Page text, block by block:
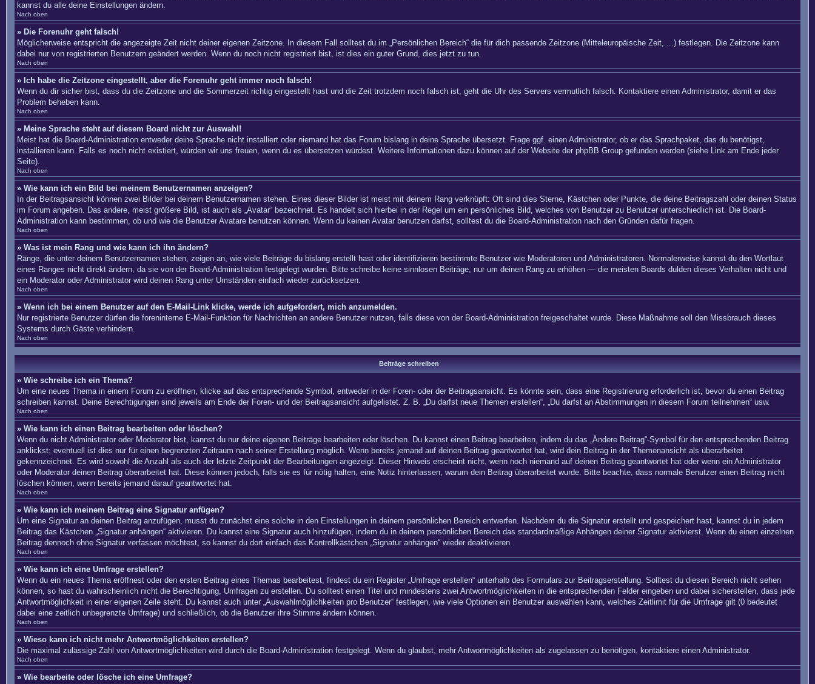
kannst du alle deine Einstellungen ändern.
Nach oben
» Die Forenuhr geht falsch!
Möglicherweise entspricht die angezeigte Zeit nicht deiner eigenen Zeitzone. In diesem Fall solltest du im „Persönlichen Bereich“ die für dich passende Zeitzone (Mitteleuropäische Zeit, ...) festlegen. Die Zeitzone kann
dabei nur von registrierten Benutzern geändert werden. Wenn du noch nicht registriert bist, ist dies ein guter Grund, dies jetzt zu tun.
Nach oben
» Ich habe die Zeitzone eingestellt, aber die Forenuhr geht immer noch falsch!
Wenn du dir sicher bist, dass du die Zeitzone und die Sommerzeit richtig eingestellt hast und die Zeit trotzdem noch falsch ist, geht die Uhr des Servers vermutlich falsch. Kontaktiere einen Administrator, damit er das
Problem beheben kann.
Nach oben
» Meine Sprache steht auf diesem Board nicht zur Auswahl!
Meist hat die Board-Administration entweder deine Sprache nicht installiert oder niemand hat das Forum bislang in deine Sprache übersetzt. Frage ggf. einen Administrator, ob er das Sprachpaket, das du benötigst,
installieren kann. Falls es noch nicht existiert, würden wir uns freuen, wenn du es übersetzen würdest. Weitere Informationen dazu können auf der Website der phpBB Group gefunden werden (siehe Link am Ende jeder
Seite).
Nach oben
» Wie kann ich ein Bild bei meinem Benutzernamen anzeigen?
In der Beitragsansicht können zwei Bilder bei deinem Benutzernamen stehen. Eines dieser Bilder ist meist mit deinem Rang verknüpft: Oft sind dies Sterne, Kästchen oder Punkte, die deine Beitragszahl oder deinen Status
im Forum angeben. Das andere, meist größere Bild, ist auch als „Avatar“ bezeichnet. Es handelt sich hierbei in der Regel um ein persönliches Bild, welches von Benutzer zu Benutzer unterschiedlich ist. Die Board-
Administration kann bestimmen, ob und wie die Benutzer Avatare benutzen können. Wenn du keinen Avatar benutzen darfst, solltest du die Board-Administration nach den Gründen dafür fragen.
Nach oben
» Was ist mein Rang und wie kann ich ihn ändern?
Ränge, die unter deinem Benutzernamen stehen, zeigen an, wie viele Beiträge du bislang erstellt hast oder identifizieren bestimmte Benutzer wie Moderatoren und Administratoren. Normalerweise kannst du den Wortlaut
eines Ranges nicht direkt ändern, da sie von der Board-Administration festgelegt wurden. Bitte schreibe keine sinnlosen Beiträge, nur um deinen Rang zu erhöhen — die meisten Boards dulden dieses Verhalten nicht und
ein Moderator oder Administrator wird deinen Rang unter Umständen einfach wieder zurücksetzen.
Nach oben
» Wenn ich bei einem Benutzer auf den E-Mail-Link klicke, werde ich aufgefordert, mich anzumelden.
Nur registrierte Benutzer dürfen die foreninterne E-Mail-Funktion für Nachrichten an andere Benutzer nutzen, falls diese von der Board-Administration freigeschaltet wurde. Diese Maßnahme soll den Missbrauch dieses
Systems durch Gäste verhindern.
Nach oben
Beiträge schreiben
» Wie schreibe ich ein Thema?
Um eine neues Thema in einem Forum zu eröffnen, klicke auf das entsprechende Symbol, entweder in der Foren- oder der Beitragsansicht. Es könnte sein, dass eine Registrierung erforderlich ist, bevor du einen Beitrag
schreiben kannst. Deine Berechtigungen sind jeweils am Ende der Foren- und der Beitragsansicht aufgelistet. Z. B. „Du darfst neue Themen erstellen“, „Du darfst an Abstimmungen in diesem Forum teilnehmen“ usw.
Nach oben
» Wie kann ich einen Beitrag bearbeiten oder löschen?
Wenn du nicht Administrator oder Moderator bist, kannst du nur deine eigenen Beiträge bearbeiten oder löschen. Du kannst einen Beitrag bearbeiten, indem du das „Ändere Beitrag“-Symbol für den entsprechenden Beitrag
anklickst; eventuell ist dies nur für einen begrenzten Zeitraum nach seiner Erstellung möglich. Wenn bereits jemand auf deinen Beitrag geantwortet hat, wird dein Beitrag in der Themenansicht als überarbeitet
gekennzeichnet. Es wird sowohl die Anzahl als auch der letzte Zeitpunkt der Bearbeitungen angezeigt. Dieser Hinweis erscheint nicht, wenn noch niemand auf deinen Beitrag geantwortet hat oder wenn ein Administrator
oder Moderator deinen Beitrag überarbeitet hat. Diese können jedoch, falls sie es für nötig halten, eine Notiz hinterlassen, warum dein Beitrag überarbeitet wurde. Bitte beachte, dass normale Benutzer einen Beitrag nicht
löschen können, wenn bereits jemand darauf geantwortet hat.
Nach oben
» Wie kann ich meinem Beitrag eine Signatur anfügen?
Um eine Signatur an deinen Beitrag anzufügen, musst du zunächst eine solche in den Einstellungen in deinem persönlichen Bereich entwerfen. Nachdem du die Signatur erstellt und gespeichert hast, kannst du in jedem
Beitrag das Kästchen „Signatur anhängen“ aktivieren. Du kannst eine Signatur auch hinzufügen, indem du in deinem persönlichen Bereich das standardmäßige Anhängen deiner Signatur aktivierst. Wenn du einen einzelnen
Beitrag dennoch ohne Signatur verfassen möchtest, so kannst du dort einfach das Kontrollkästchen „Signatur anhängen“ wieder deaktivieren.
Nach oben
» Wie kann ich eine Umfrage erstellen?
Wenn du ein neues Thema eröffnest oder den ersten Beitrag eines Themas bearbeitest, findest du ein Register „Umfrage erstellen“ unterhalb des Formulars zur Beitragserstellung. Solltest du diesen Bereich nicht sehen
können, so hast du wahrscheinlich nicht die Berechtigung, Umfragen zu erstellen. Du solltest einen Titel und mindestens zwei Antwortmöglichkeiten in die entsprechenden Felder eingeben und dabei sicherstellen, dass jede
Antwortmöglichkeit in einer eigenen Zeile steht. Du kannst auch unter „Auswahlmöglichkeiten pro Benutzer“ festlegen, wie viele Optionen ein Benutzer auswählen kann, welches Zeitlimit für die Umfrage gilt (0 bedeutet
dabei eine zeitlich unbegrenzte Umfrage) und schließlich, ob die Benutzer ihre Stimme ändern können.
Nach oben
» Wieso kann ich nicht mehr Antwortmöglichkeiten erstellen?
Die maximal zulässige Zahl von Antwortmöglichkeiten wird durch die Board-Administration festgelegt. Wenn du glaubst, mehr Antwortmöglichkeiten als zugelassen zu benötigen, kontaktiere einen Administrator.
Nach oben
» Wie bearbeite oder lösche ich eine Umfrage?